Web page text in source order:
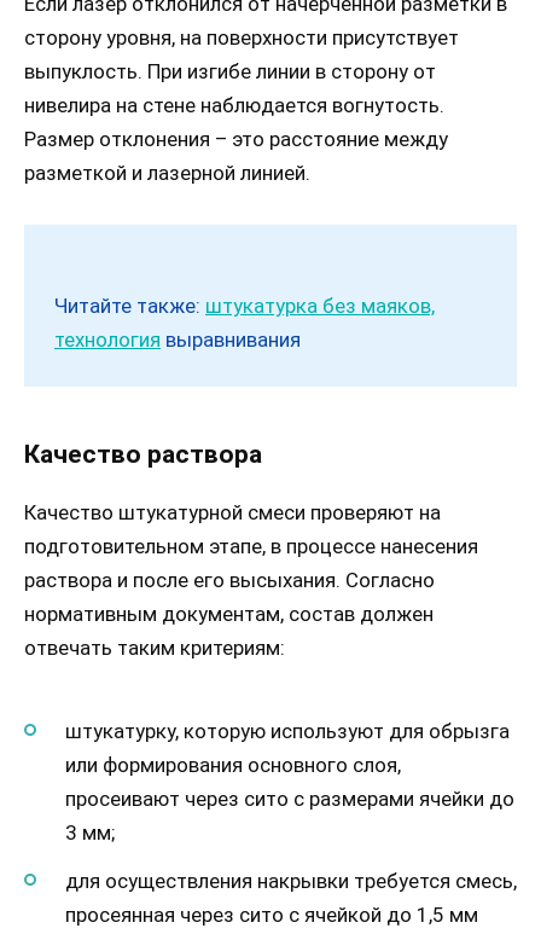
сторону уровня, на поверхности присутствует
выпуклость. При изгибе линии в сторону от
нивелира на стене наблюдается вогнутость.
Размер отклонения – это расстояние между
разметкой и лазерной линией.
Читайте также: штукатурка без маяков,
технология выравнивания
Качество раствора
Качество штукатурной смеси проверяют на
подготовительном этапе, в процессе нанесения
раствора и после его высыхания. Согласно
нормативным документам, состав должен
отвечать таким критериям:
штукатурку, которую используют для обрызга
или формирования основного слоя,
просеивают через сито с размерами ячейки до
3 мм;
для осуществления накрывки требуется смесь,
просеянная через сито с ячейкой до 1,5 мм